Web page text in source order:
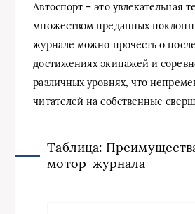
Автоспорт – это увлекательная
множеством преданных
журнале можно прочесть о
достижениях экипажей и
различных уровнях, что
читателей на собственные
Таблица:
мотор-журнала